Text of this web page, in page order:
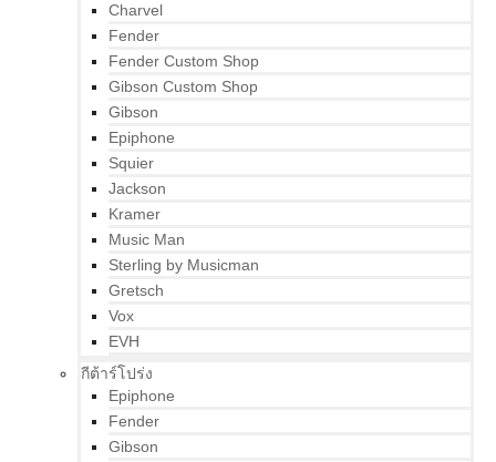
Charvel
Fender
Fender Custom Shop
Gibson Custom Shop
Gibson
Epiphone
Squier
Jackson
Kramer
Music Man
Sterling by Musicman
Gretsch
Vox
EVH
กีต้าร์โปร่ง
Epiphone
Fender
Gibson